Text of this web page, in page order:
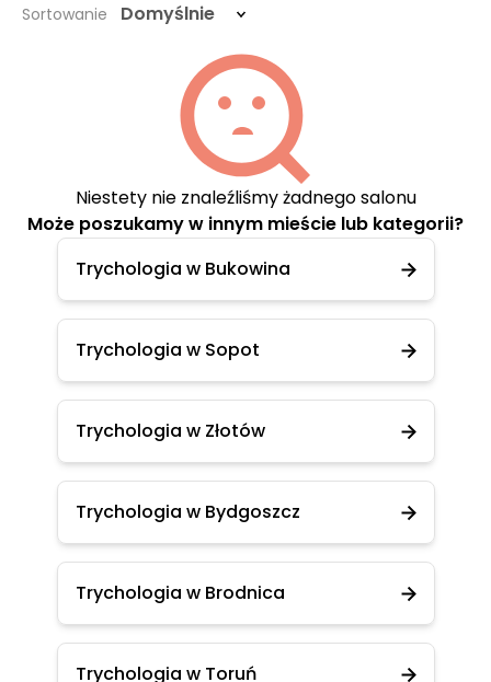
Sortowanie Domyślnie
Niestety nie znaleźliśmy żadnego salonu
Może poszukamy w innym mieście lub kategorii?
Trychologia w Bukowina
Trychologia w Sopot
Trychologia w Złotów
Trychologia w Bydgoszcz
Trychologia w Brodnica
Trychologia w Toruń